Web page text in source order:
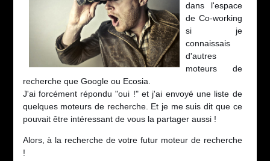
dans l'espace
de Co-working
si je
connaissais
d'autres
moteurs de
recherche que Google ou Ecosia.
J'ai forcément répondu "oui !" et j'ai envoyé une liste de
quelques moteurs de recherche. Et je me suis dit que ce
pouvait être intéressant de vous la partager aussi !
Alors, à la recherche de votre futur moteur de recherche
!